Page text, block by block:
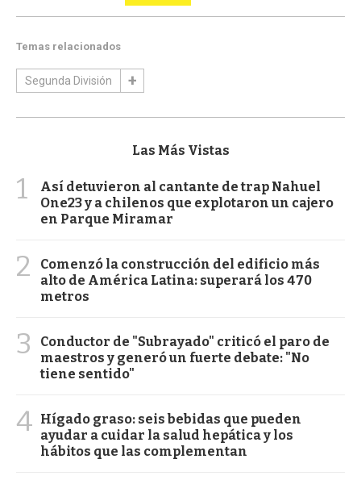
Temas relacionados
Segunda División
Las Más Vistas
1
Así detuvieron al cantante de trap Nahuel
One23 y a chilenos que explotaron un cajero
en Parque Miramar
2
Comenzó la construcción del edificio más
alto de América Latina: superará los 470
metros
3
Conductor de "Subrayado" criticó el paro de
maestros y generó un fuerte debate: "No
tiene sentido"
4 Hígado graso: seis bebidas que pueden
ayudar a cuidar la salud hepática y los
hábitos que las complementan